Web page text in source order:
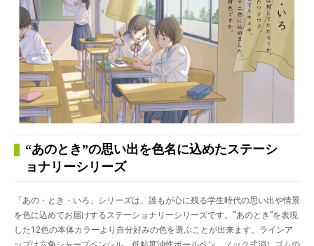
“あのとき”の思い出を色名に込めたステーシ
ョナリーシリーズ
「あの・とき・いろ」シリーズは、誰もが心に残る学生時代の思い出や情景
を色に込めてお届けするステーショナリーシリーズです。“あのとき”を表現
した12色の本体カラーより自分好みの色を選ぶことが出来ます。ラインア